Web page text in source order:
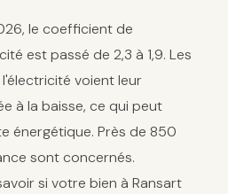
le coefficient de
est passé de 2,3 à 1,9. Les
voient leur
à la baisse, ce qui peut
énergétique. Près de 850
sont concernés.
si votre bien à Ransart